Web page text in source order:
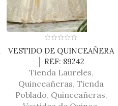
VESTIDO DE QUINCEAÑERA
│ REF: 89242
Tienda Laureles,
Quinceañeras, Tienda
Poblado, Quinceañeras,